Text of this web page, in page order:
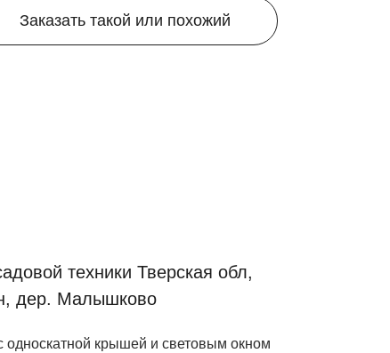
Заказать такой или похожий
техники Тверская обл,
дер. Малышково
односкатной крышей и световым окном